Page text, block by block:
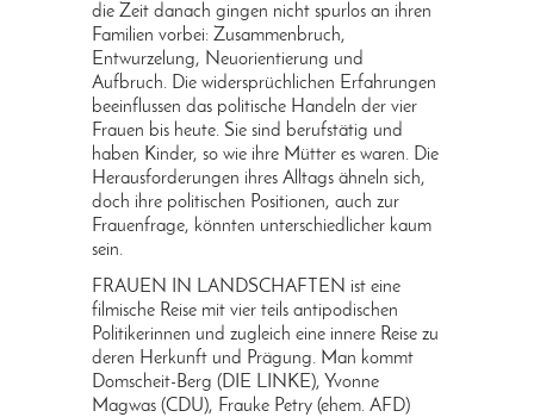
die Zeit danach gingen nicht spurlos an ihren
Familien vorbei: Zusammenbruch,
Entwurzelung, Neuorientierung und
Aufbruch. Die widersprüchlichen Erfahrungen
beeinflussen das politische Handeln der vier
Frauen bis heute. Sie sind berufstätig und
haben Kinder, so wie ihre Mütter es waren. Die
Herausforderungen ihres Alltags ähneln sich,
doch ihre politischen Positionen, auch zur
Frauenfrage, könnten unterschiedlicher kaum
sein.
FRAUEN IN LANDSCHAFTEN ist eine
filmische Reise mit vier teils antipodischen
Politikerinnen und zugleich eine innere Reise zu
deren Herkunft und Prägung. Man kommt
Domscheit-Berg (DIE LINKE), Yvonne
Magwas (CDU), Frauke Petry (ehem. AFD)